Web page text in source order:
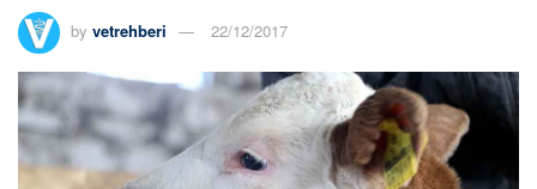
by vetrehberi 22/12/2017